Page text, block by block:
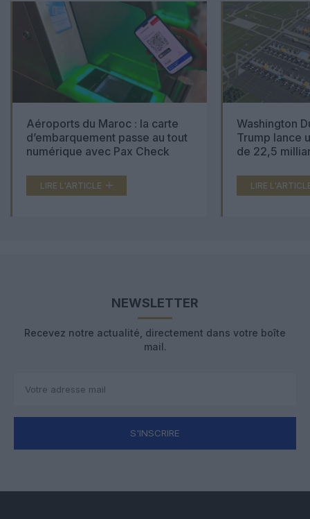
Aéroports du Maroc : la carte
d’embarquement passe au tout
numérique avec Pax Check
LIRE L'ARTICLE
Washington
Trump lance
de 22,5
LIRE
NEWSLETTER
Recevez notre actualité, directement dans votre boîte
mail.
S'INSCRIRE